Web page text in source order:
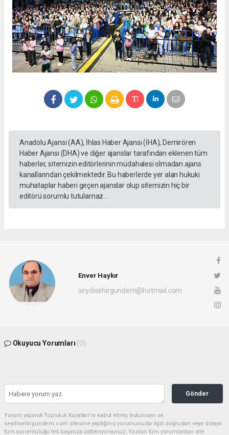
Anadolu Ajansı (AA), İhlas Haber Ajansı (İHA), Demirören
Haber Ajansı (DHA) ve diğer ajanslar tarafından eklenen tüm
haberler, sitemizin editörlerinin müdahalesi olmadan ajans
kanallarından çekilmektedir. Bu haberlerde yer alan hukuki
muhataplar haberi geçen ajanslar olup sitemizin hiç bir
editörü sorumlu tutulamaz...
Enver Haykır
seydisehirgundem@hotmail.com
Okuyucu Yorumları (0)
Gönder
Yorum yazarak Topluluk Kuralları’nı kabul etmiş bulunuyor ve
seydisehirgundem.com sitesine yaptığınız yorumunuzla ilgili doğrudan veya dolaylı
tüm sorumluluğu tek başınıza üstleniyorsunuz. Yazılan tüm yorumlardan site